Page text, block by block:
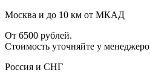
Москва и до 10 км от МКАД
От 6500 рублей.
Стоимость уточняйте у
Россия и СНГ